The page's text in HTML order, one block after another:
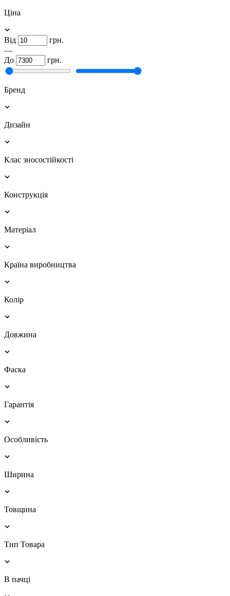
Ціна
Від
грн.
—
До
грн.
Бренд
Дизайн
Клас зносостійкості
Конструкція
Матеріал
Країна виробництва
Колір
Довжина
Фаска
Гарантія
Особливість
Ширина
Товщина
Тип Товара
В пачці